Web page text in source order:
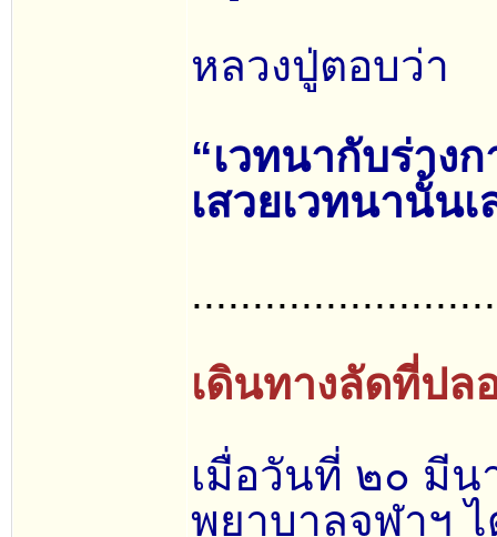
หลวงปู่ตอบว่า
“เวทนากับร่าง
เสวยเวทนานั้นเ
เดินทางลัดที่ปล
เมื่อวันที่ ๒๐ มี
พยาบาลจุฬาฯ